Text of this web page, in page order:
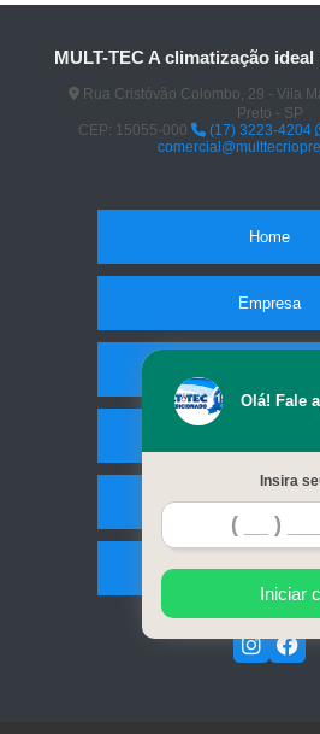
MULT-TEC A climatização
Rua Cristóvão Colombo, 29 - Vila
Preto - SP
CEP: 15055-000
(17) 3223-4204
Home
Empresa
Contato
Mapa do site
Olá! Fale
Insira
Iniciar